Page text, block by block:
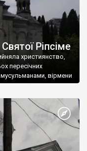
Ріпсіме
християнство,
пересічних
мусульманами, вірмени